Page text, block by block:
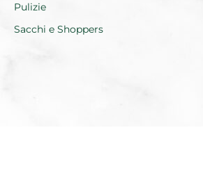
Pulizie
Sacchi e Shoppers